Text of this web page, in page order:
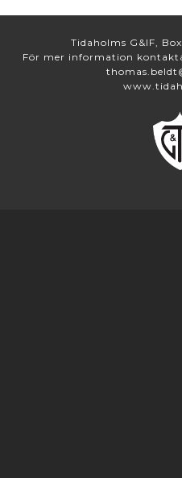
Tidaholms G&IF,
För mer information